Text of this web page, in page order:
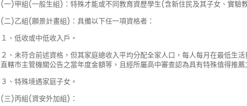
(一)甲組(一般生組)：特殊才能或不同教育資歷學生(含新住民及其子女、實驗
(二)乙組(願景計畫組)：具備以下任一項資格者：
１、低收或中低收入戶。
２、未符合前述資格，但其家庭總收入平均分配全家人口，每人每月在最低生
直轄市主管機關公告之當年度金額等，且經所屬高中審查認為具有特殊值得推
３、特殊境遇家庭子女。
(三)丙組(資安外加組)：